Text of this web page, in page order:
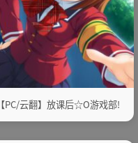
【PC/云翻】放课后☆O游戏部!